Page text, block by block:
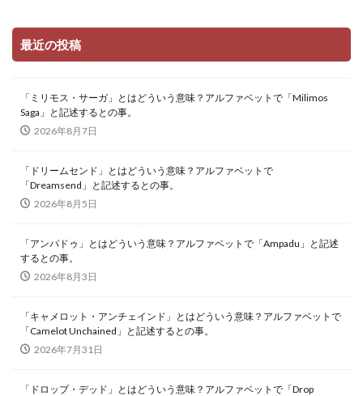
最近の投稿
「ミリモス・サーガ」とはどういう意味？アルファベットで「Milimos
Saga」と記述するとの事。
2026年8月7日
「ドリームセンド」とはどういう意味？アルファベットで
「Dreamsend」と記述するとの事。
2026年8月5日
「アンパドゥ」とはどういう意味？アルファベットで「Ampadu」と記述
するとの事。
2026年8月3日
「キャメロット・アンチェインド」とはどういう意味？アルファベットで
「Camelot Unchained」と記述するとの事。
2026年7月31日
「ドロップ・デッド」とはどういう意味？アルファベットで「Drop